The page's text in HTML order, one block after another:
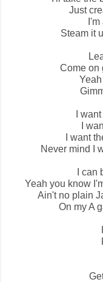
Just
Steam it
Come on
I
I
I want
Never mind I
I
Yeah you know
Ain't no plain
On my A